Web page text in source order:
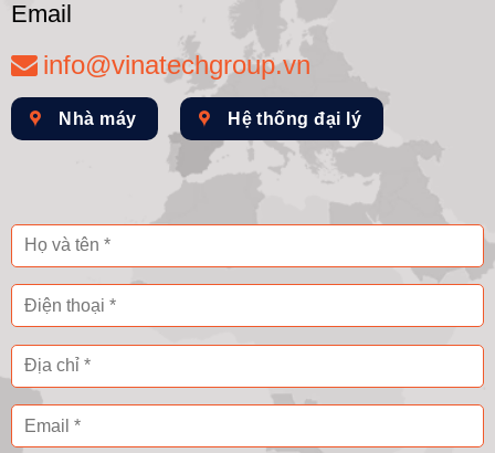
Email
info@vinatechgroup.vn
Nhà máy Hệ thống đại lý